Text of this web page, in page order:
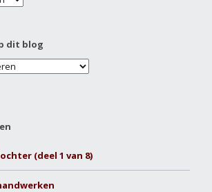
dit blog
(deel 1 van 8)